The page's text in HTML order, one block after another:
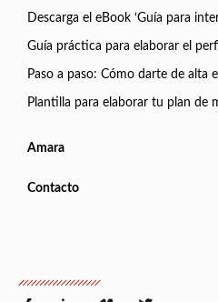
Descarga el eBook ‘Guía para
Guía práctica para elaborar el
Paso a paso: Cómo darte de alta
Plantilla para elaborar tu plan de
Amara
Contacto